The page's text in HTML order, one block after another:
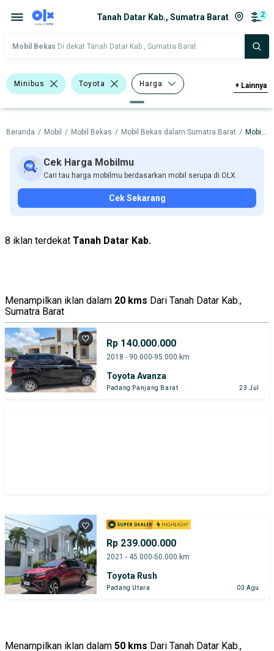
Tanah Datar Kab., Sumatra Barat 2
Mobil Bekas Di dekat Tanah Datar Kab., Sumatra Barat
Minibus Toyota Harga
Merek Dan Model Tahun
Tipe Bodi Tipe Membership
+ Lainnya
Beranda / Mobil / Mobil Bekas / Mobil Bekas dalam Sumatra Barat / Mobil Bekas dalam Tanah Datar Kab.
Cek Harga Mobilmu
Cari tau harga mobilmu berdasarkan mobil serupa di OLX.
Cek Sekarang
8 iklan terdekat Tanah Datar Kab.
Menampilkan iklan dalam 20 kms Dari Tanah Datar Kab.,
Sumatra Barat
Rp 140.000.000
2018 - 90.000-95.000 km
Toyota Avanza
Padang Panjang Barat 23 Jul
Rp 239.000.000
2021 - 45.000-50.000 km
Toyota Rush
Padang Utara 03 Agu
Menampilkan iklan dalam 50 kms Dari Tanah Datar Kab.,